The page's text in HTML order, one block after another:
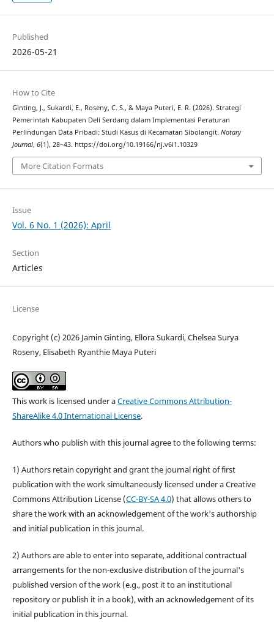
Published
2026-05-21
How to Cite
Ginting, J., Sukardi, E., Roseny, C. S., & Maya Puteri, E. R. (2026). Strategi
Pemerintah Kabupaten Deli Serdang dalam Implementasi Peraturan
Perlindungan Data Pribadi: Studi Kasus di Kecamatan Sibolangit. Notary
Journal, 6(1), 28–43. https://doi.org/10.19166/nj.v6i1.10329
More Citation Formats
Issue
Vol. 6 No. 1 (2026): April
Section
Articles
License
Copyright (c) 2026 Jamin Ginting, Ellora Sukardi, Chelsea Surya
Roseny, Elisabeth Ryanthie Maya Puteri
This work is licensed under aCreative Commons Attribution-
ShareAlike 4.0 International License.
Authors who publish with this journal agree to the following terms:
1) Authors retain copyright and grant the journal right of first
publication with the work simultaneously licensed under a Creative
Commons Attribution License (CC-BY-SA 4.0) that allows others to
share the work with an acknowledgement of the work's authorship
and initial publication in this journal.
2) Authors are able to enter into separate, additional contractual
arrangements for the non-exclusive distribution of the journal's
published version of the work (e.g., post it to an institutional
repository or publish it in a book), with an acknowledgement of its
initial publication in this journal.